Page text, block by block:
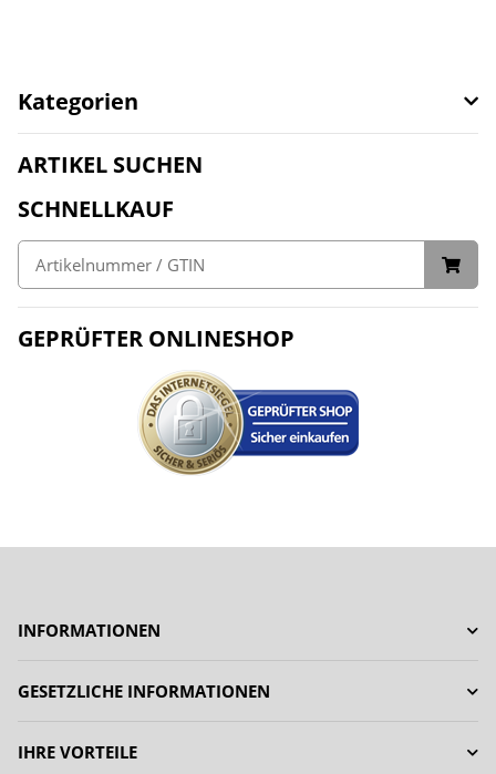
Kategorien
ARTIKEL SUCHEN
SCHNELLKAUF
GEPRÜFTER ONLINESHOP
INFORMATIONEN
GESETZLICHE INFORMATIONEN
IHRE VORTEILE